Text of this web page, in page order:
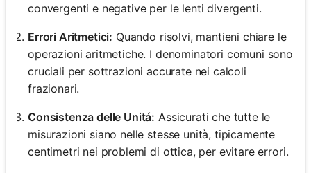
convergenti e negative per le lenti divergenti.
Errori Aritmetici: Quando risolvi, mantieni chiare le
operazioni aritmetiche. I denominatori comuni sono
cruciali per sottrazioni accurate nei calcoli
frazionari.
Consistenza delle Unitá: Assicurati che tutte le
misurazioni siano nelle stesse unità, tipicamente
centimetri nei problemi di ottica, per evitare errori.